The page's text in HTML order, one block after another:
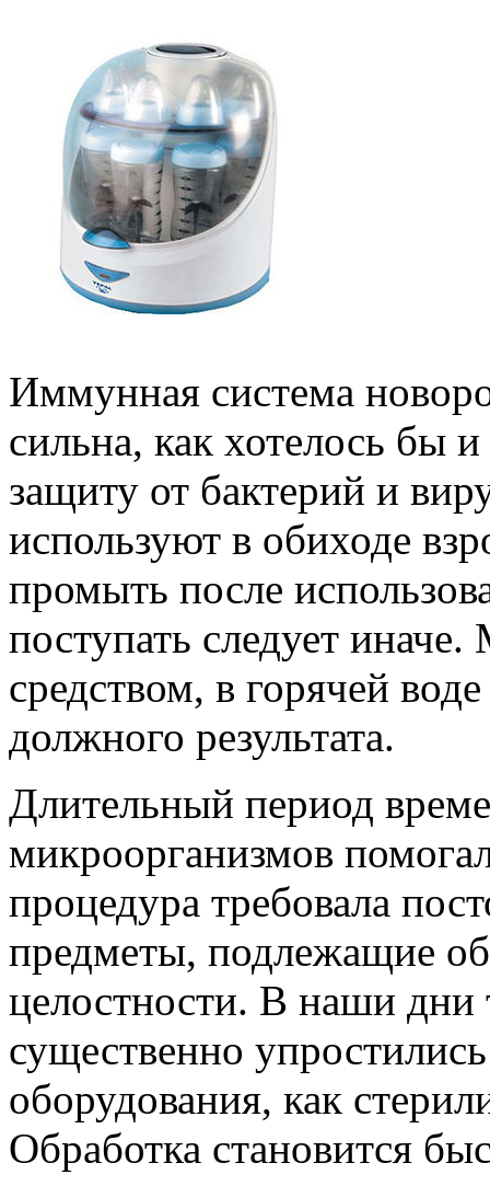
Иммунная система
сильна, как хотелось бы
защиту от бактерий и
используют в обиходе
промыть после
поступать следует
средством, в горячей
должного результата.
Длительный период
микроорганизмов
процедура требовала
предметы, подлежащие
целостности. В наши дни
существенно
оборудования, как
Обработка становится